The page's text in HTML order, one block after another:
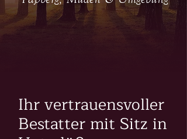
Ihr vertrauensvoller
Bestatter mit Sitz in